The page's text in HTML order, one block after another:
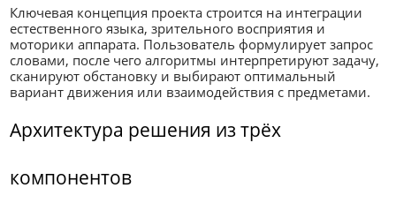
Ключевая концепция проекта строится на интеграции
естественного языка, зрительного восприятия и
моторики аппарата. Пользователь формулирует запрос
словами, после чего алгоритмы интерпретируют задачу,
сканируют обстановку и выбирают оптимальный
вариант движения или взаимодействия с предметами.
Архитектура решения из трёх
компонентов